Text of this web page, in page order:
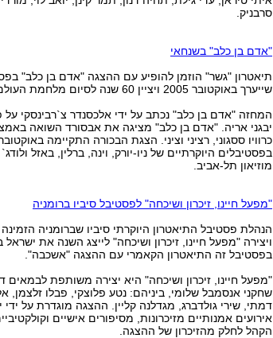
סרבניק.
"אדם בן כלב" בשנחאי
תיאטרון "גשר" הוזמן להופיע עם ההצגה "אדם בן כלב"
שייערך באוקטובר 2005 ויציין 60 שנה לסיום מלחמת העולם השנייה.
המחזה "אדם בן כלב" נכתב על ידי אלכסנדר צ`רבינסקי על
יבגני אריה. "אדם בן כלב" מציגה את אבסורד השואה
בפסטיבלים היוקרתיים של ניו-יורק, וינה, ברלין, באזל
מוזיאון תל-אביב.
"מפעל חיינו, זיכרון ושיכחה" לפסטיבל סיביו ברומניה
הנהלת פסטיבל התיאטרון היוקרתי סיביו שברומניה
ויצירה "מפעל חיינו, זיכרון ושיכחה" לייצג השנה את
בפסטיבל זה התיאטרון הקאמרי עם ההצגה "אשכבה".
שחקני אנסמבל שלומי, ביניהם: נטע פלוצקי, פבלו זלצמן,
דמתי, שירי גולדברג, מגדלנה קליין. ההצגה מוגדרת על ידי
אירועים אמנותיים מזיכרונות, מסיפורים אישיים
הקהל לחלק מהזיכרון של ההצגה.